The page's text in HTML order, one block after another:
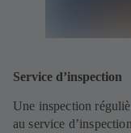
Service d’inspection
Une inspection
au service